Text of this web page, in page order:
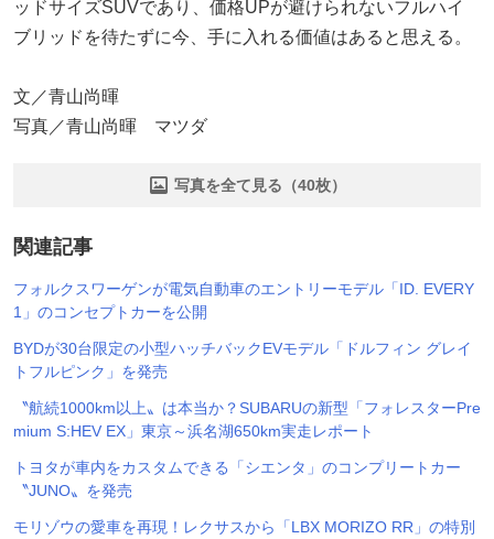
ッドサイズSUVであり、価格UPが避けられないフルハイ
ブリッドを待たずに今、手に入れる価値はあると思える。
文／青山尚暉
写真／青山尚暉 マツダ
写真を全て見る（40枚）
関連記事
フォルクスワーゲンが電気自動車のエントリーモデル「ID. EVERY
1」のコンセプトカーを公開
BYDが30台限定の小型ハッチバックEVモデル「ドルフィン グレイ
トフルピンク」を発売
〝航続1000km以上〟は本当か？SUBARUの新型「フォレスターPre
mium S:HEV EX」東京～浜名湖650km実走レポート
トヨタが車内をカスタムできる「シエンタ」のコンプリートカー
〝JUNO〟を発売
モリゾウの愛車を再現！レクサスから「LBX MORIZO RR」の特別